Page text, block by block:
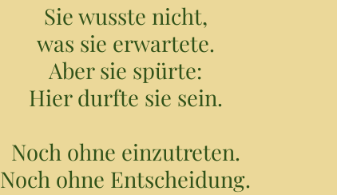
Sie wusste nicht,
was sie erwartete.
Aber sie spürte:
Hier durfte sie sein.
Noch ohne einzutreten.
Noch ohne Entscheidung.